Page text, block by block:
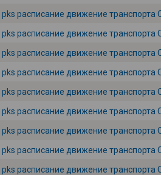
pks расписание движение транспорта
pks расписание движение транспорта
pks расписание движение транспорта
pks расписание движение транспорта
pks расписание движение транспорта
pks расписание движение транспорта
pks расписание движение транспорта
pks расписание движение транспорта
pks расписание движение транспорта